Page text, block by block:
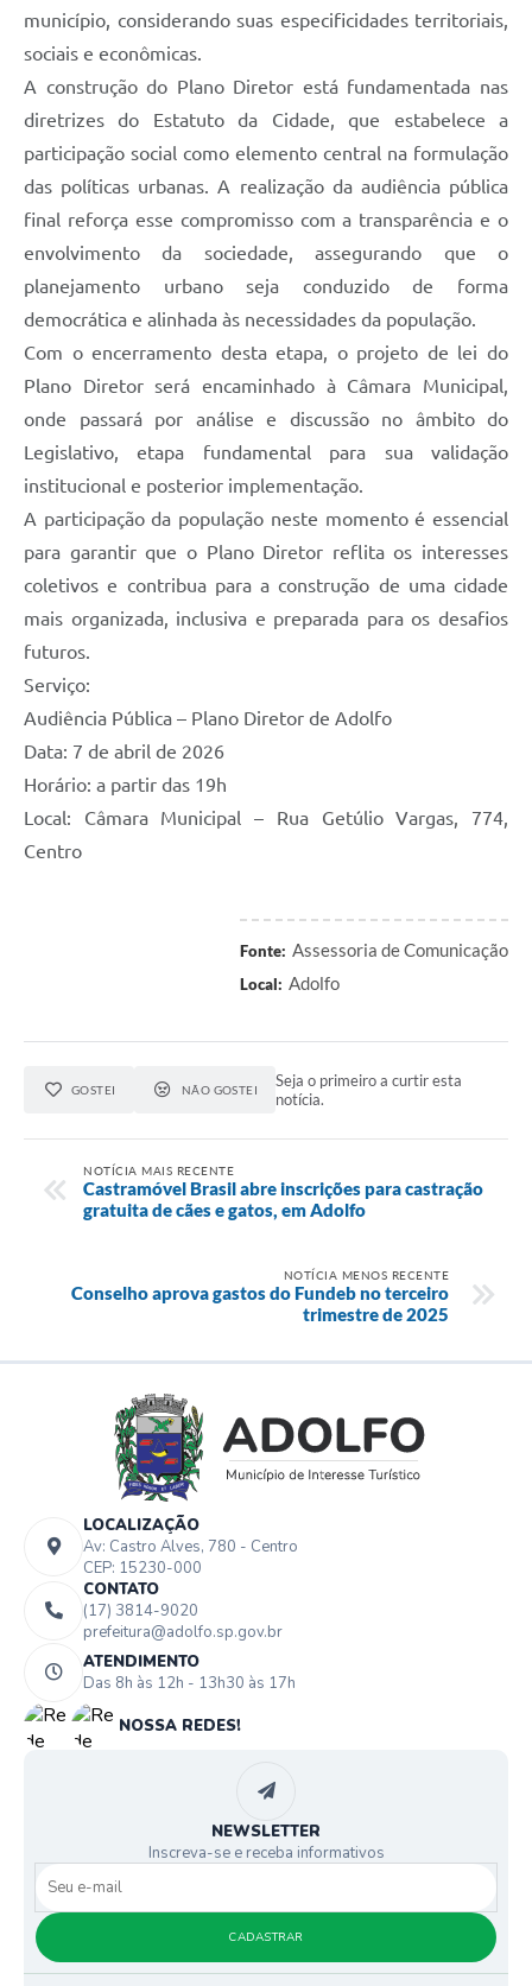
município, considerando suas especificidades territoriais,
sociais e econômicas.
A construção do Plano Diretor está fundamentada nas
diretrizes do Estatuto da Cidade, que estabelece a
participação social como elemento central na formulação
das políticas urbanas. A realização da audiência pública
final reforça esse compromisso com a transparência e o
envolvimento da sociedade, assegurando que o
planejamento urbano seja conduzido de forma
democrática e alinhada às necessidades da população.
Com o encerramento desta etapa, o projeto de lei do
Plano Diretor será encaminhado à Câmara Municipal,
onde passará por análise e discussão no âmbito do
Legislativo, etapa fundamental para sua validação
institucional e posterior implementação.
A participação da população neste momento é essencial
para garantir que o Plano Diretor reflita os interesses
coletivos e contribua para a construção de uma cidade
mais organizada, inclusiva e preparada para os desafios
futuros.
Serviço:
Audiência Pública – Plano Diretor de Adolfo
Data: 7 de abril de 2026
Horário: a partir das 19h
Local: Câmara Municipal – Rua Getúlio Vargas, 774,
Centro
Fonte: Assessoria de Comunicação
Local: Adolfo
GOSTEI NÃO GOSTEI
Seja o primeiro a curtir esta
notícia.
NOTÍCIA MAIS RECENTE
Castramóvel Brasil abre inscrições para castração
gratuita de cães e gatos, em Adolfo
NOTÍCIA MENOS RECENTE
Conselho aprova gastos do Fundeb no terceiro
trimestre de 2025
LOCALIZAÇÃO
Av: Castro Alves, 780 - Centro
CEP: 15230-000
CONTATO
(17) 3814-9020
prefeitura@adolfo.sp.gov.br
ATENDIMENTO
Das 8h às 12h - 13h30 às 17h
NOSSA REDES!
NEWSLETTER
Inscreva-se e receba informativos
CADASTRAR